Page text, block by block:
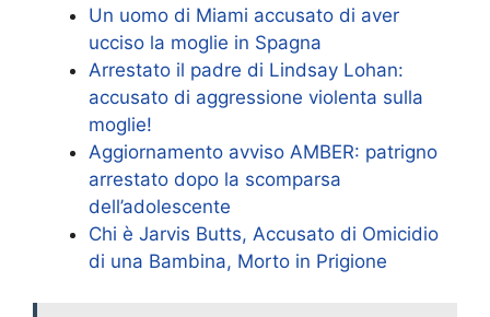
Un uomo di Miami accusato di aver
ucciso la moglie in Spagna
Arrestato il padre di Lindsay Lohan:
accusato di aggressione violenta sulla
moglie!
Aggiornamento avviso AMBER: patrigno
arrestato dopo la scomparsa
dell’adolescente
Chi è Jarvis Butts, Accusato di Omicidio
di una Bambina, Morto in Prigione